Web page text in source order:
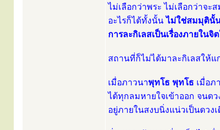
ไม่เลือกว่าพระ ไม่เลือกว่าจ
อะไรก็ได้ทั้งนั้นไม่ใช่สมมุตินั้
การละกิเลสเป็นเรื่องภายในจิ
สถานที่ก็ไม่ได้มาละกิเลสให้แ
เมื่อภาวนาพุทโธ พุทโธ เมื่อภ
ได้ทุกลมหายใจเข้าออก จนด
อยู่ภายในสงบนิ่งแน่วเป็นดวง